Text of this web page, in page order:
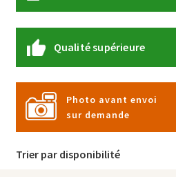
Qualité supérieure
Photo avant envoi
sur demande
Trier par disponibilité